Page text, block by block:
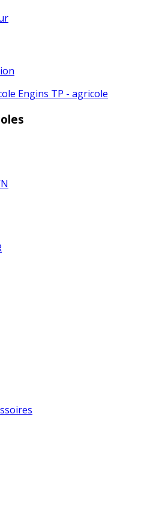
Engins TP - agricole